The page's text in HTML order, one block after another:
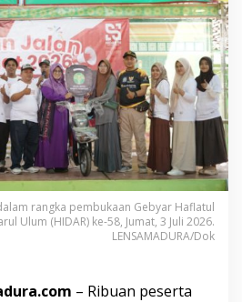
dalam rangka pembukaan Gebyar Haflatul
Ulum (HIDAR) ke-58, Jumat, 3 Juli 2026.
LENSAMADURA/Dok
– Ribuan peserta